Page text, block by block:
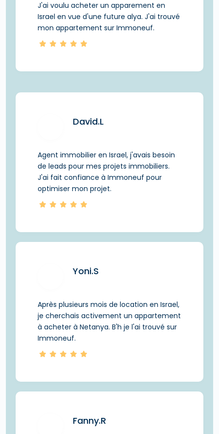
J'ai voulu acheter un apparement en
Israel en vue d'une future alya. J'ai trouvé
mon appartement sur Immoneuf.
David.L
Agent immobilier en Israel, j'avais besoin
de leads pour mes projets immobiliers.
J'ai fait confiance à Immoneuf pour
optimiser mon projet.
Yoni.S
Après plusieurs mois de location en Israel,
je cherchais activement un appartement
à acheter à Netanya. B'h je l'ai trouvé sur
Immoneuf.
Fanny.R